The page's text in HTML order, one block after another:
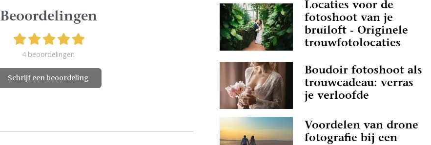
Beoordelingen
4 beoordelingen
Schrijf een beoordeling
Locaties voor de
fotoshoot van je
bruiloft - Originele
trouwfotolocaties
Boudoir fotoshoot als
trouwcadeau: verras
je verloofde
Voordelen van drone
fotografie bij een